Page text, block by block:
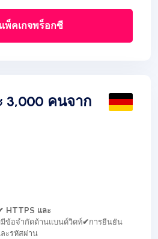
พ็คเกจพร็อกซี
3,000 คนจาก
HTTPS และ
มีข้อจำกัดด้านแบนด์วิดท์✔การยืนยัน
ะรหัสผ่าน